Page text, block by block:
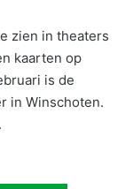
zien in theaters
kaarten op
is de
in Winschoten.